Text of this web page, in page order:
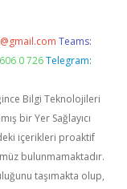
Teams:
0 726 Telegram:
Bilgi Teknolojileri
bir Yer Sağlayıcı
içerikleri proaktif
bulunmamaktadır.
taşımakta olup,